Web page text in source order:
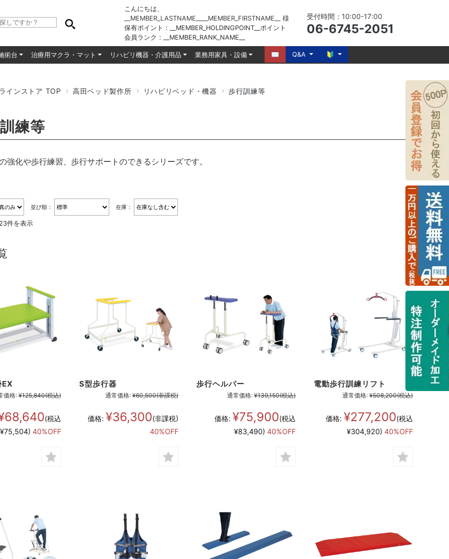
こんにちは、
__MEMBER_LASTNAME__
__MEMBER_FIRSTNAME__
様
保有ポイント：
__MEMBER_HOLDINGPOINT__ ポイント
会員ランク：
__MEMBER_RANK_NAME__
受付時間：10:00-17:00
06-6745-2051
術台 治療用マクラ・マット リハビリ機器・介護用品 業務用家具・設備 ✉ Q&A 🔰
インストア TOP 高田ベッド製作所 リハビリベッド・機器 歩行訓練等
練等
強化や歩行練習、歩行サポートのできるシリーズです。
並び順： 在庫：
件を表示
EX
価格:¥125,840(税込)
(税込
¥75,504) 40%OFF
S型歩行器
通常価格: ¥60,500(非課税)
価格: ¥36,300(非課税)
40%OFF
歩行ヘルパー
通常価格: ¥139,150(税込)
価格: ¥75,900(税込
¥83,490) 40%OFF
電動歩行訓練リフト
通常価格: ¥508,200(税込)
価格: ¥277,200(税込
¥304,920) 40%OFF